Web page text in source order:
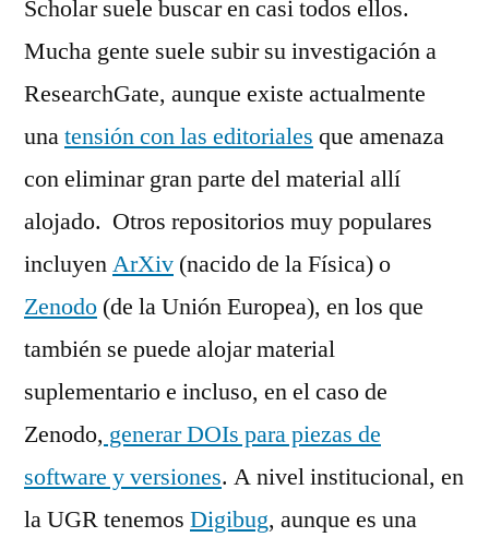
Scholar suele buscar en casi todos ellos.
Mucha gente suele subir su investigación a
ResearchGate, aunque existe actualmente
unatensión con las editoriales que amenaza
con eliminar gran parte del material allí
alojado. Otros repositorios muy populares
incluyenArXiv (nacido de la Física) o
Zenodo (de la Unión Europea), en los que
también se puede alojar material
suplementario e incluso, en el caso de
Zenodo, generar DOIs para piezas de
software y versiones. A nivel institucional, en
la UGR tenemos Digibug, aunque es una